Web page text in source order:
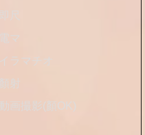
即尺
電マ
イラマチオ
顏射
動画撮影(顏OK)